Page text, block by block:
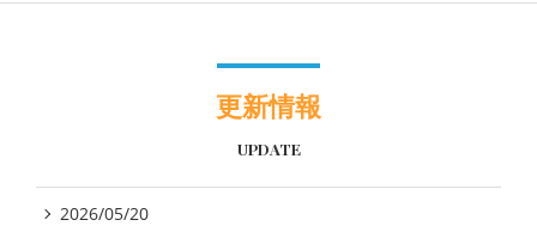
更新情報
UPDATE
2026/05/20